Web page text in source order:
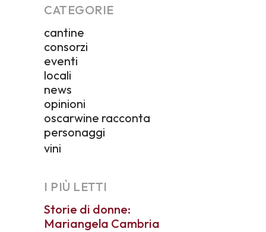
CATEGORIE
cantine
consorzi
eventi
locali
news
opinioni
oscarwine racconta
personaggi
vini
I PIÙ LETTI
Storie di donne:
Mariangela Cambria